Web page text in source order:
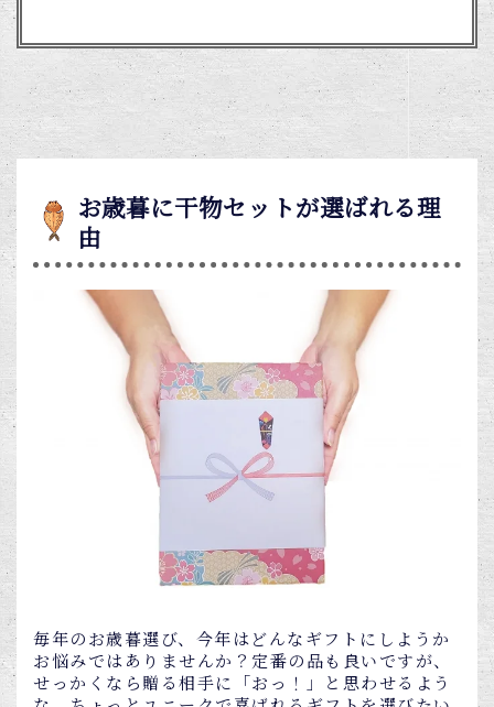
お歳暮に干物セットが選ばれる理
由
毎年のお歳暮選び、今年はどんなギフトにしようか
お悩みではありませんか？定番の品も良いですが、
せっかくなら贈る相手に「おっ！」と思わせるよう